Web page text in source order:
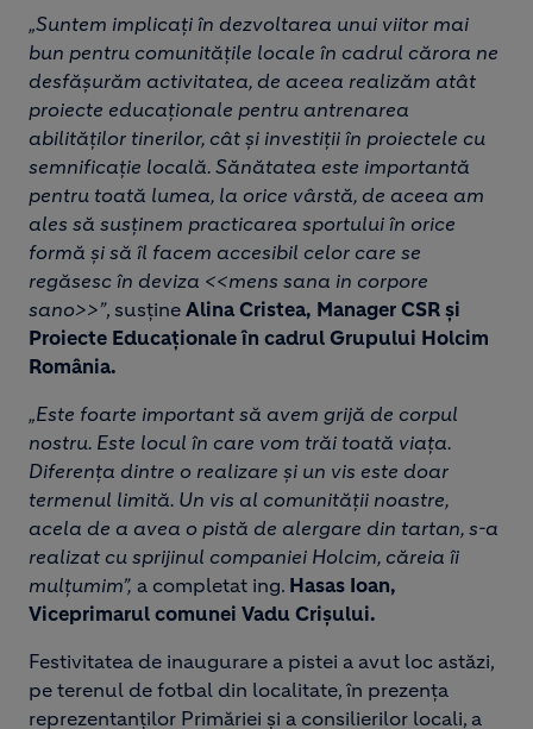
„Suntem implicați în dezvoltarea unui viitor mai
bun pentru comunitățile locale în cadrul cărora ne
desfășurăm activitatea, de aceea realizăm atât
proiecte educaționale pentru antrenarea
abilităților tinerilor, cât și investiții în proiectele cu
semnificație locală. Sănătatea este importantă
pentru toată lumea, la orice vârstă, de aceea am
ales să susținem practicarea sportului în orice
formă și să îl facem accesibil celor care se
regăsesc în deviza <<mens sana in corpore
sano>>”, susține Alina Cristea, Manager CSR și
Proiecte Educaționale în cadrul Grupului Holcim
România.
„Este foarte important să avem grijă de corpul
nostru. Este locul în care vom trăi toată viața.
Diferența dintre o realizare și un vis este doar
termenul limită. Un vis al comunității noastre,
acela de a avea o pistă de alergare din tartan, s-a
realizat cu sprijinul companiei Holcim, căreia îi
mulțumim”, a completat ing. Hasas Ioan,
Viceprimarul comunei Vadu Crișului.
Festivitatea de inaugurare a pistei a avut loc astăzi,
pe terenul de fotbal din localitate, în prezența
reprezentanților Primăriei și a consilierilor locali, a